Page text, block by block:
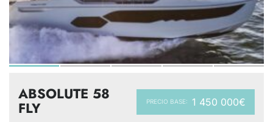
PRECIO BASE: 1 450 000€
ABSOLUTE 58
FLY